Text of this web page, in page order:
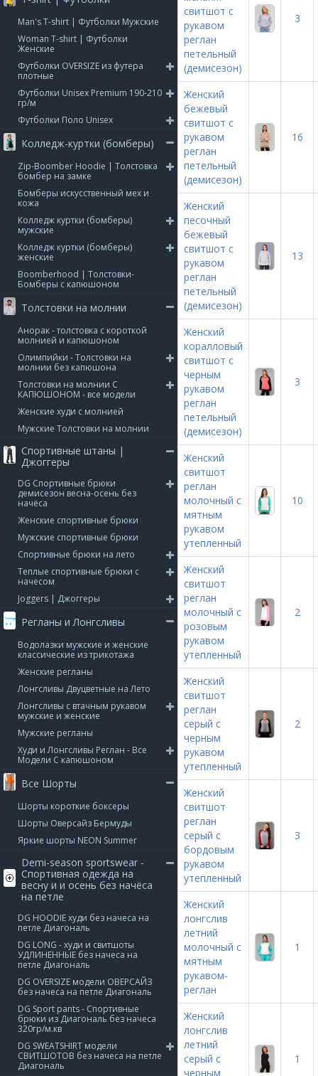
Man's T-shirt | Футболки Мужские
Woman T-shirt | Футболки
Женские
Футболки OVERSIZE из футера
плотные
Футболки Unisex Premium 190-210
гр/м
Футболки Поло Unisex
Колледж-куртки (бомберы)
Zip-Boomber Hoodie | Толстовка
бомбер на замке
Бомберы искусственный мех и
кожа
Колледж куртки (бомберы)
мужские
Колледж куртки (бомберы)
женские
Boomberhood | Толстовки-
Бомберы с капюшоном
Толстовки на молнии
Анорак - толстовка с короткой
молнией и капюшоном
Олимпийки - Толстовки на
молнии без капюшона
Толстовки на молнии С
КАПЮШОНОМ - все модели
Женские худи с молнией
Мужские Толстовки на молнии
Спортивные штаны |
Джоггеры
DG Спортивные брюки
демисезон весна-осень без
начёса
Женские спортивные брюки
Мужские спортивные брюки
Спортивные брюки на лето
Теплые спортивные брюки с
начесом
Joggers | Джоггеры
Регланы и Лонгсливы
Водолазки мужские и женские
классические из трикотажа
Женские регланы
Лонгсливы Двуцветные на Лето
Лонгсливы с втачным рукавом
мужские и женские
Мужские регланы
Худи и Лонгсливы Реглан - Все
Модели С капюшоном
Все Шорты
Шорты короткие боксеры
Шорты Оверсайз Бермуды
Яркие шорты NEON Summer
Demi-season sportswear -
Спортивная одежда на
весну и и осень без начёса
на петле
DG HOODIE худи без начеса на
петле Диагональ
DG LONG - худи и свитшоты
УДЛИНЕННЫЕ без начеса на
петле Диагональ
DG OVERSIZE модели ОВЕРСАЙЗ
без начеса на петле Диагональ
DG Sport pants - Спортивные
брюки из Диагональ без начеса
320гр/м.кв
DG SWEATSHIRT модели
СВИТШОТОВ без начеса на петле
Диагональ
свитшот с
рукавом
реглан
петельный
(демисезон)
3
Женский
бежевый
свитшот с
рукавом
реглан
петельный
(демисезон)
16
Женский
песочный
бежевый
свитшот с
рукавом
реглан
петельный
(демисезон)
13
Женский
коралловый
свитшот с
черным
рукавом
реглан
петельный
(демисезон)
3
Женский
свитшот
реглан
молочный с
мятным
рукавом
утепленный
10
Женский
свитшот
реглан
молочный с
розовым
рукавом
утепленный
2
Женский
свитшот
реглан
серый с
черным
рукавом
утепленный
2
Женский
свитшот
реглан
серый с
бордовым
рукавом
утепленный
3
Женский
лонгслив
летний
молочный с
мятным
рукавом-
реглан
1
Женский
лонгслив
летний
серый с
черным
1